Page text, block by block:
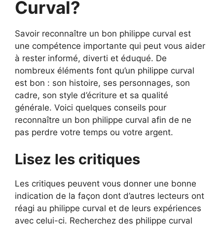
Curval?
Savoir reconnaître un bon philippe curval est
une compétence importante qui peut vous aider
à rester informé, diverti et éduqué. De
nombreux éléments font qu’un philippe curval
est bon : son histoire, ses personnages, son
cadre, son style d’écriture et sa qualité
générale. Voici quelques conseils pour
reconnaître un bon philippe curval afin de ne
pas perdre votre temps ou votre argent.
Lisez les critiques
Les critiques peuvent vous donner une bonne
indication de la façon dont d’autres lecteurs ont
réagi au philippe curval et de leurs expériences
avec celui-ci. Recherchez des philippe curval